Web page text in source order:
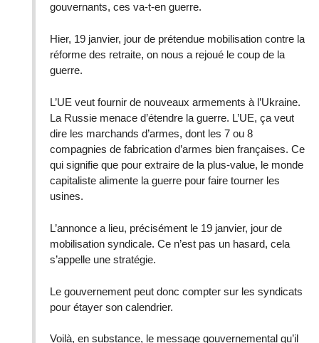
gouvernants, ces va-t-en guerre.
Hier, 19 janvier, jour de prétendue mobilisation contre la
réforme des retraite, on nous a rejoué le coup de la
guerre.
L’UE veut fournir de nouveaux armements à l’Ukraine.
La Russie menace d’étendre la guerre. L’UE, ça veut
dire les marchands d’armes, dont les 7 ou 8
compagnies de fabrication d’armes bien françaises. Ce
qui signifie que pour extraire de la plus-value, le monde
capitaliste alimente la guerre pour faire tourner les
usines.
L’annonce a lieu, précisément le 19 janvier, jour de
mobilisation syndicale. Ce n’est pas un hasard, cela
s’appelle une stratégie.
Le gouvernement peut donc compter sur les syndicats
pour étayer son calendrier.
Voilà, en substance, le message gouvernemental qu’il